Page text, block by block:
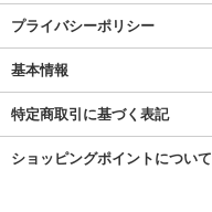
プライバシーポリシー
基本情報
特定商取引に基づく表記
ショッピングポイントについて